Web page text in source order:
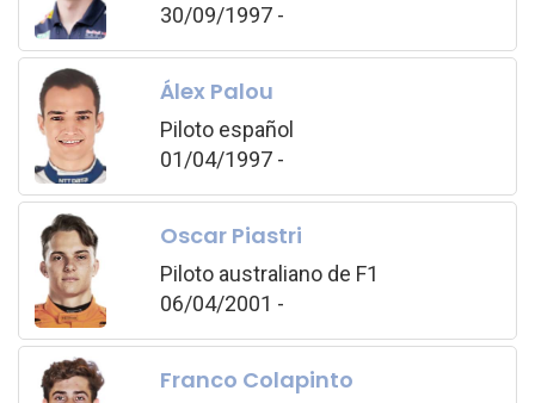
30/09/1997 -
Álex Palou
Piloto español
01/04/1997 -
Oscar Piastri
Piloto australiano de F1
06/04/2001 -
Franco Colapinto